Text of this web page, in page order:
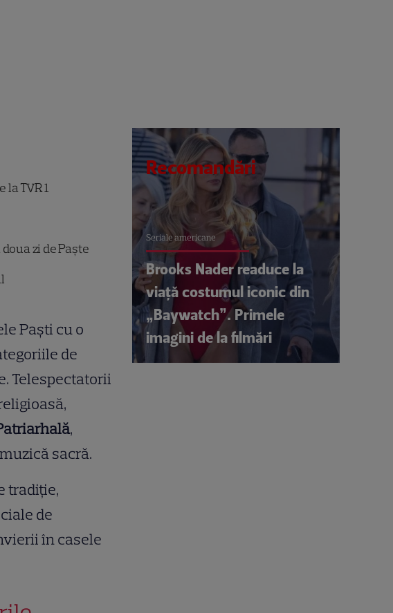
TVR 1
zi de Paște
Paști cu o
de
Telespectatorii
,
sacră.
tradiție,
de
în casele
Recomandări
Seriale americane
Brooks Nader readuce la
viață costumul iconic din
„Baywatch”. Primele
imagini de la filmări